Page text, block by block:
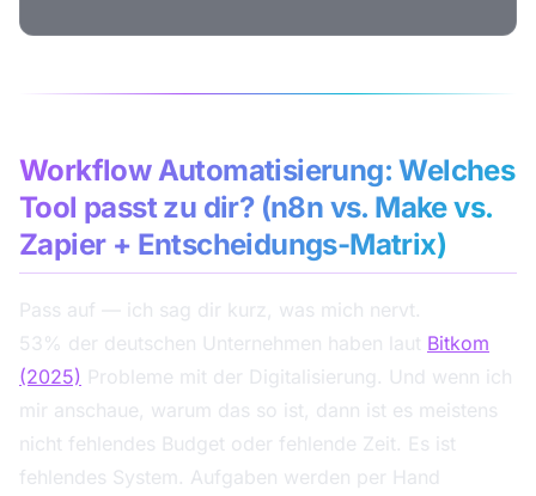
Workflow Automatisierung: Welches
Tool passt zu dir? (n8n vs. Make vs.
Zapier + Entscheidungs-Matrix)
Pass auf — ich sag dir kurz, was mich nervt.
53% der deutschen Unternehmen haben laut Bitkom
(2025) Probleme mit der Digitalisierung. Und wenn ich
mir anschaue, warum das so ist, dann ist es meistens
nicht fehlendes Budget oder fehlende Zeit. Es ist
fehlendes System. Aufgaben werden per Hand